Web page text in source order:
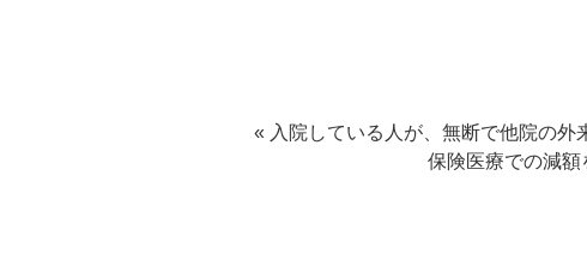
« 入院している人が、無断で他院の外
保険医療での減